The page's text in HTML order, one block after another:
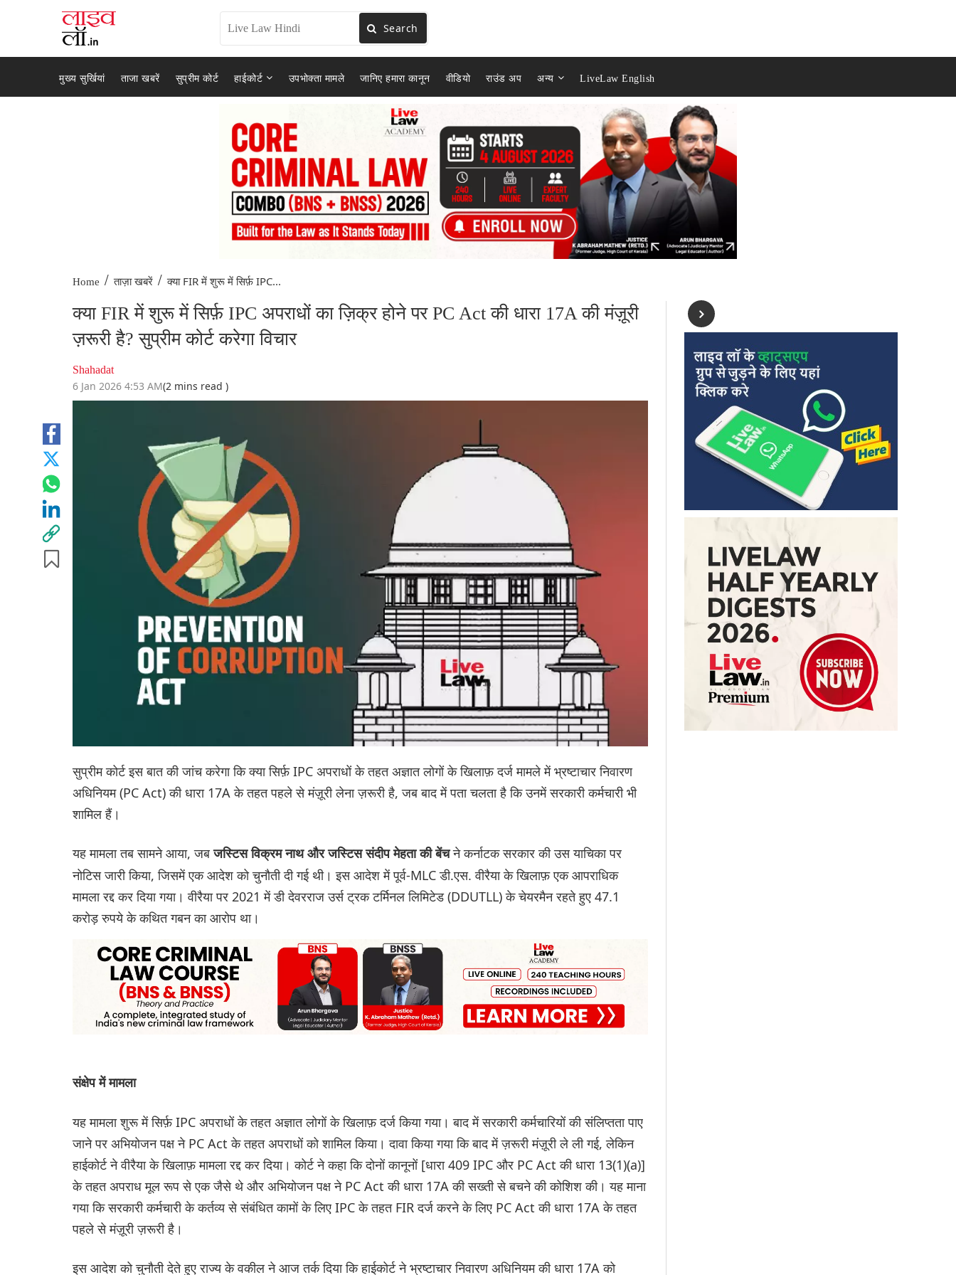
Search
मुख्य सुर्खियां ताजा खबरें सुप्रीम कोर्ट हाईकोर्ट उपभोक्ता मामले जानिए हमारा कानून वीडियो राउंड अप अन्य LiveLaw English
Home / ताज़ा खबरें / क्या FIR में शुरू में सिर्फ़ IPC...
क्या FIR में शुरू में सिर्फ़ IPC अपराधों का ज़िक्र होने पर PC Act की धारा 17A की मंज़ूरी
ज़रूरी है? सुप्रीम कोर्ट करेगा विचार
Shahadat
6 Jan 2026 4:53 AM(2 mins read )
सुप्रीम कोर्ट इस बात की जांच करेगा कि क्या सिर्फ़ IPC अपराधों के तहत अज्ञात लोगों के खिलाफ़ दर्ज मामले में भ्रष्टाचार निवारण
अधिनियम (PC Act) की धारा 17A के तहत पहले से मंज़ूरी लेना ज़रूरी है, जब बाद में पता चलता है कि उनमें सरकारी कर्मचारी भी
शामिल हैं।
यह मामला तब सामने आया, जबजस्टिस विक्रम नाथ और जस्टिस संदीप मेहता की बेंचने कर्नाटक सरकार की उस याचिका पर
नोटिस जारी किया, जिसमें एक आदेश को चुनौती दी गई थी। इस आदेश में पूर्व-MLC डी.एस. वीरैया के खिलाफ़ एक आपराधिक
मामला रद्द कर दिया गया। वीरैया पर 2021 में डी देवरराज उर्स ट्रक टर्मिनल लिमिटेड (DDUTLL) के चेयरमैन रहते हुए 47.1
करोड़ रुपये के कथित गबन का आरोप था।
संक्षेप में मामला
यह मामला शुरू में सिर्फ़ IPC अपराधों के तहत अज्ञात लोगों के खिलाफ़ दर्ज किया गया। बाद में सरकारी कर्मचारियों की संलिप्तता पाए
जाने पर अभियोजन पक्ष ने PC Act के तहत अपराधों को शामिल किया। दावा किया गया कि बाद में ज़रूरी मंज़ूरी ले ली गई, लेकिन
हाईकोर्ट ने वीरैया के खिलाफ़ मामला रद्द कर दिया। कोर्ट ने कहा कि दोनों कानूनों [धारा 409 IPC और PC Act की धारा 13(1)(a)]
के तहत अपराध मूल रूप से एक जैसे थे और अभियोजन पक्ष ने PC Act की धारा 17A की सख्ती से बचने की कोशिश की। यह माना
गया कि सरकारी कर्मचारी के कर्तव्य से संबंधित कामों के लिए IPC के तहत FIR दर्ज करने के लिए PC Act की धारा 17A के तहत
पहले से मंज़ूरी ज़रूरी है।
इस आदेश को चुनौती देते हुए राज्य के वकील ने आज तर्क दिया कि हाईकोर्ट ने भ्रष्टाचार निवारण अधिनियम की धारा 17A को